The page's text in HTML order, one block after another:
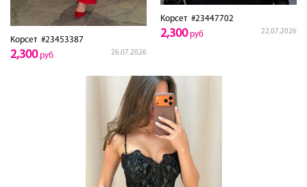
Корсет#23453387
26.07.2026
2,300руб
Корсет#23447702
22.07.2026
2,300руб